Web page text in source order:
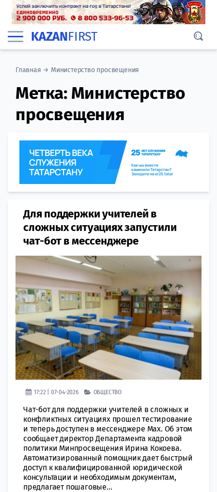
KAZANFIRST
Главная → Министерство просвещения
Метка: Министерство
просвещения
Для поддержки учителей в
сложных ситуациях запустили
чат-бот в мессенджере
17:22 | 07-04-2026 ОБЩЕСТВО
Чат-бот для поддержки учителей в сложных и
конфликтных ситуациях прошел тестирование
и теперь доступен в мессенджере Max. Об этом
сообщает директор Департамента кадровой
политики Минпросвещения Ирина Кокоева.
Автоматизированный помощник дает быстрый
доступ к квалифицированной юридической
консультации и необходимым документам,
предлагает пошаговые...